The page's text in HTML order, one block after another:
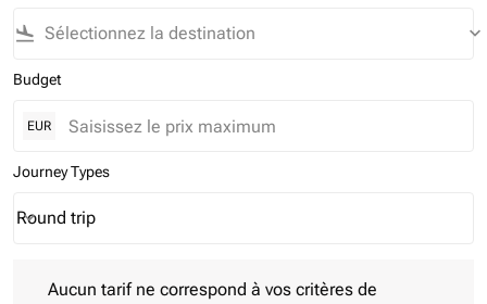
flight_land keyboard_arrow_down
Budget
EUR
Journey Types
Journey Types option Round trip Selected
Round trip
keyboard_arrow_down
Aucun tarif ne correspond à vos critères de